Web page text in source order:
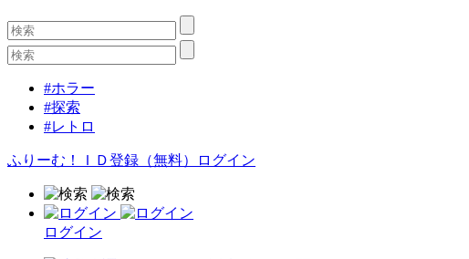
#ホラー
#探索
#レトロ
ふりーむ！ＩＤ登録（無料） ログイン
ログイン